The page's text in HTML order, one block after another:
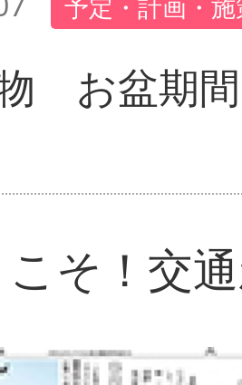
予定・計画・
お盆期
そ！交